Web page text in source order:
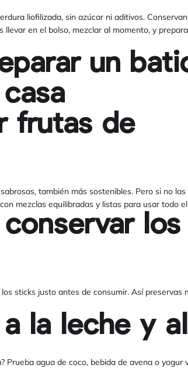
liofilizada, sin azúcar ni aditivos.
llevar en el bolso, mezclar al momento, y
un
frutas de
también más sostenibles. Pero si no
mezclas equilibradas y listas para usar todo
conservar los
sticks justo antes de consumir. Así preservas
la leche y
Prueba agua de coco, bebida de avena o yogur